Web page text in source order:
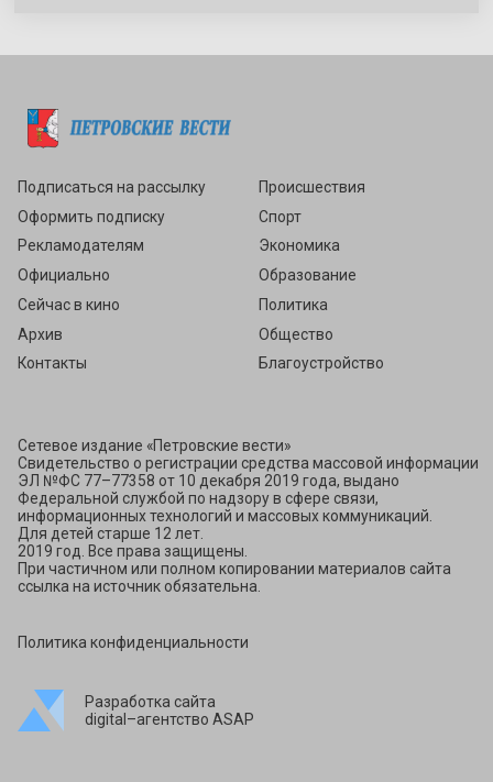
Подписаться на рассылку
Оформить подписку
Рекламодателям
Официально
Сейчас в кино
Архив
Контакты
Происшествия
Спорт
Экономика
Образование
Политика
Общество
Благоустройство
Сетевое издание «Петровские вести»
Свидетельство о регистрации средства массовой информации
ЭЛ №ФС 77–77358 от 10 декабря 2019 года, выдано
Федеральной службой по надзору в сфере связи,
информационных технологий и массовых коммуникаций.
Для детей старше 12 лет.
2019 год. Все права защищены.
При частичном или полном копировании материалов сайта
ссылка на источник обязательна.
Политика конфиденциальности
Разработка сайта
digital–агентство ASAP
Подписаться